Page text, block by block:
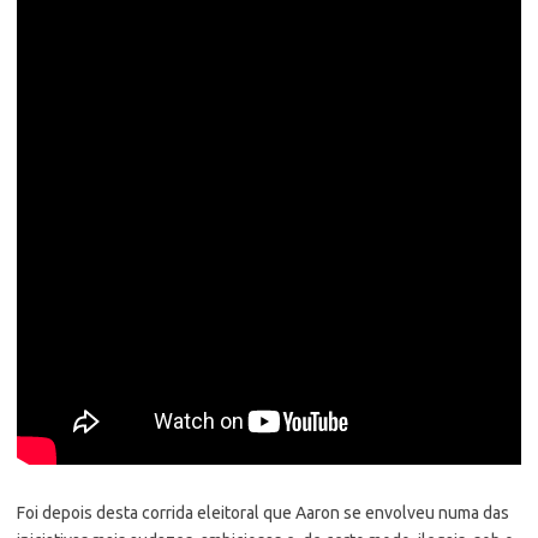
Foi depois desta corrida eleitoral que Aaron se envolveu numa das